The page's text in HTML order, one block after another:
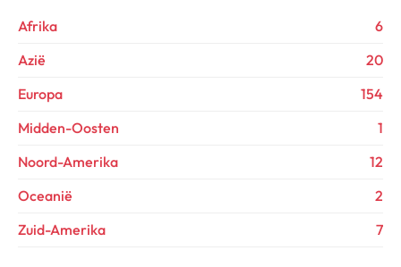
Afrika
6
Azië
20
Europa
154
Midden-Oosten
1
Noord-Amerika
12
Oceanië
2
Zuid-Amerika
7